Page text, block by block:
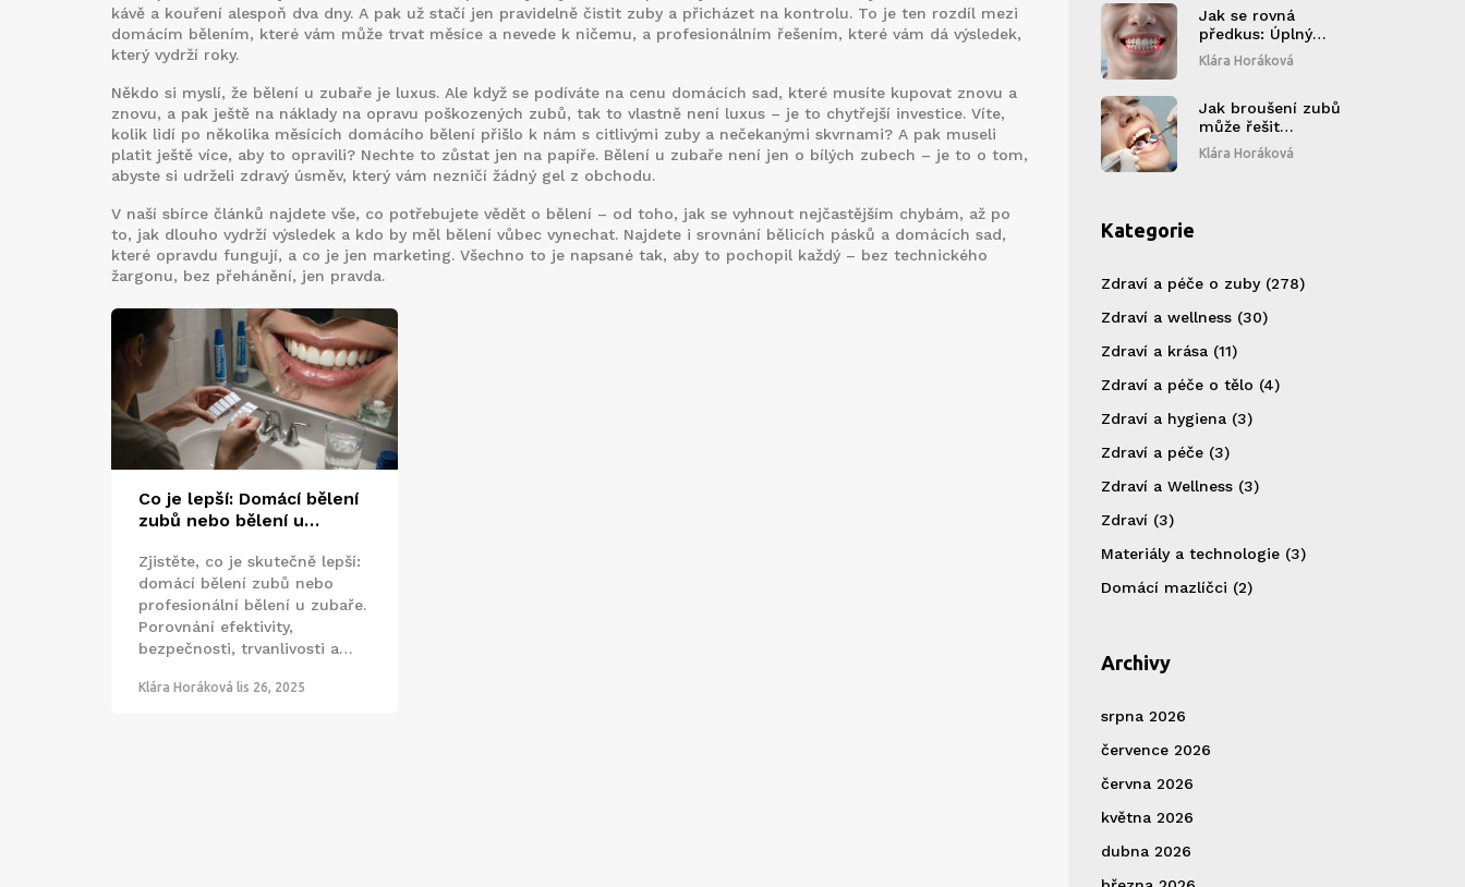
kávě a kouření alespoň dva dny. A pak už stačí jen pravidelně čistit zuby a přicházet na kontrolu. To je ten rozdíl mezi
domácím bělením, které vám může trvat měsíce a nevede k ničemu, a profesionálním řešením, které vám dá výsledek,
který vydrží roky.
Někdo si myslí, že bělení u zubaře je luxus. Ale když se podíváte na cenu domácích sad, které musíte kupovat znovu a
znovu, a pak ještě na náklady na opravu poškozených zubů, tak to vlastně není luxus – je to chytřejší investice. Víte,
kolik lidí po několika měsících domácího bělení přišlo k nám s citlivými zuby a nečekanými skvrnami? A pak museli
platit ještě více, aby to opravili? Nechte to zůstat jen na papíře. Bělení u zubaře není jen o bílých zubech – je to o tom,
abyste si udrželi zdravý úsměv, který vám nezničí žádný gel z obchodu.
V naší sbírce článků najdete vše, co potřebujete vědět o bělení – od toho, jak se vyhnout nejčastějším chybám, až po
to, jak dlouho vydrží výsledek a kdo by měl bělení vůbec vynechat. Najdete i srovnání bělicích pásků a domácích sad,
které opravdu fungují, a co je jen marketing. Všechno to je napsané tak, aby to pochopil každý – bez technického
žargonu, bez přehánění, jen pravda.
Co je lepší: Domácí bělení
zubů nebo bělení u
Zjistěte, co je skutečně lepší:
domácí bělení zubů nebo
profesionální bělení u zubaře.
Porovnání efektivity,
bezpečnosti, trvanlivosti a
Klára Horáková lis 26, 2025
Jak se rovná
předkus: Úplný
průvodce léčbou,
cenami a bolestmi
Klára Horáková
Jak broušení zubů
může řešit
problémy s
chrupem: co je to a
Klára Horáková
Kategorie
Zdraví a péče o zuby (278)
Zdraví a wellness (30)
Zdraví a krása (11)
Zdraví a péče o tělo (4)
Zdraví a hygiena (3)
Zdraví a péče (3)
Zdraví a Wellness (3)
Zdraví (3)
Materiály a technologie (3)
Domácí mazlíčci (2)
Archivy
srpna 2026
července 2026
června 2026
května 2026
dubna 2026